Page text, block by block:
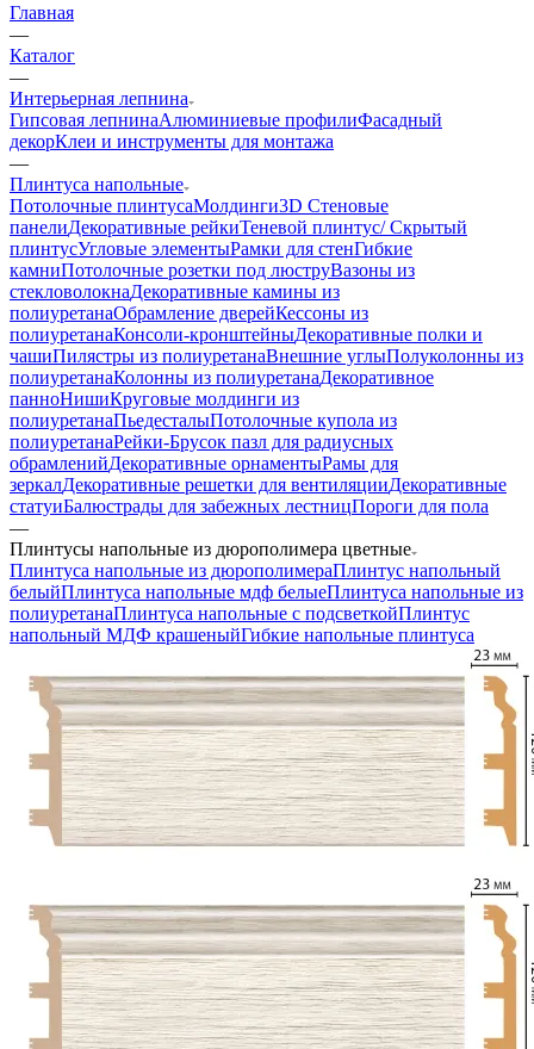
Главная
—
Каталог
—
Интерьерная лепнина
Гипсовая лепнинаАлюминиевые профилиФасадный
декорКлеи и инструменты для монтажа
—
Плинтуса напольные
Потолочные плинтусаМолдинги3D Стеновые
панелиДекоративные рейкиТеневой плинтус/ Скрытый
плинтусУгловые элементыРамки для стенГибкие
камниПотолочные розетки под люструВазоны из
стекловолокнаДекоративные камины из
полиуретанаОбрамление дверейКессоны из
полиуретанаКонсоли-кронштейныДекоративные полки и
чашиПилястры из полиуретанаВнешние углыПолуколонны из
полиуретанаКолонны из полиуретанаДекоративное
панноНишиКруговые молдинги из
полиуретанаПьедесталыПотолочные купола из
полиуретанаРейки-Брусок пазл для радиусных
обрамленийДекоративные орнаментыРамы для
зеркалДекоративные решетки для вентиляцииДекоративные
статуиБалюстрады для забежных лестницПороги для пола
—
Плинтусы напольные из дюрополимера цветные
Плинтуса напольные из дюрополимераПлинтус напольный
белыйПлинтуса напольные мдф белыеПлинтуса напольные из
полиуретанаПлинтуса напольные с подсветкойПлинтус
напольный МДФ крашеныйГибкие напольные плинтуса